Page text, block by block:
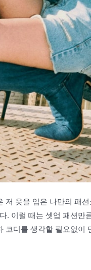
저 옷을 입은 나만의 패
. 이럴 때는 셋업 패션
코디를 생각할 필요없이